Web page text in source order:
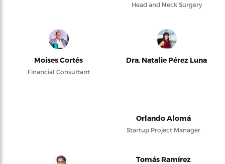
Head and Neck Surgery
Moises Cortés
Financial Consultant
Dra. Natalie Pérez Luna
Orlando Alomá
Startup Project Manager
Tomás Ramírez